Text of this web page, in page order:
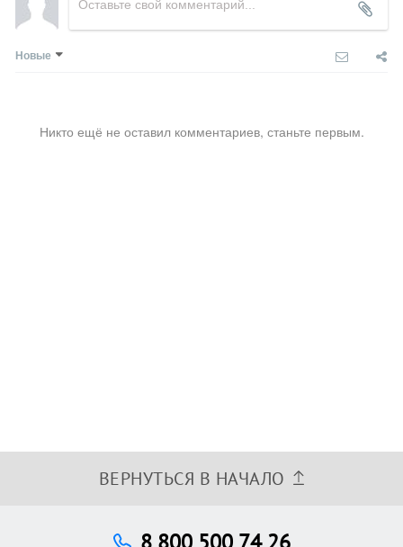
Новые
Никто ещё не оставил комментариев, станьте первым.
ВЕРНУТЬСЯ В НАЧАЛО